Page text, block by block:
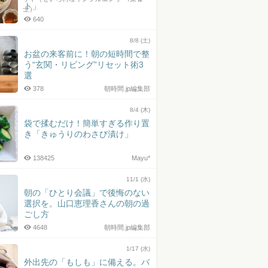
ト」
士）
640
8/8 (土)
お盆の来客前に！朝の短時間で整
う“玄関・リビング”リセット術3
選
朝時間.jp編集部
378
8/4 (木)
袋で揉むだけ！簡単すぎる作り置
き「きゅうりのわさび漬け」
Mayu*
138425
11/1 (水)
朝の「ひとり会議」で後悔のない
選択を。山口恵理香さんの朝の過
ごし方
朝時間.jp編集部
4648
1/17 (水)
外出先の「もしも」に備える。バ